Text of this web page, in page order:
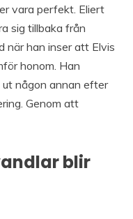
vara perfekt. Eliert
sig tillbaka från
när han inser att Elvis
honom. Han
någon annan efter
Genom att
blir